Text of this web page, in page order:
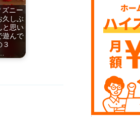
ズニー
久しぶ
と思い
遊んで